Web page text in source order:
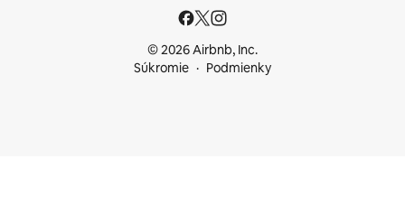
© 2026 Airbnb, Inc.
Súkromie
Podmienky